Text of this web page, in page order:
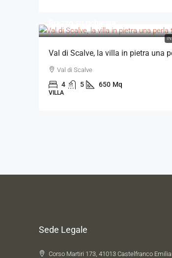
IN
Val di Scalve, la villa in pietra una
Val di Scalve
4 5 650 Mq
VILLA
Sede Legale
Corso Martiri 173, 41013 Castelfranco Emilia